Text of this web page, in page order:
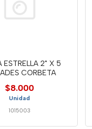
ESTRELLA 2" X 5
CORBETA
$8.000
Unidad
1015003